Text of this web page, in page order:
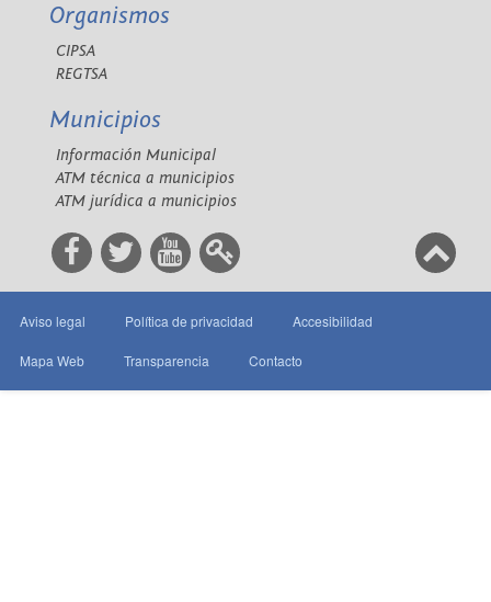
Organismos
CIPSA
REGTSA
Municipios
Información Municipal
ATM técnica a municipios
ATM jurídica a municipios
Aviso legal Política de privacidad Accesibilidad
Mapa Web Transparencia Contacto